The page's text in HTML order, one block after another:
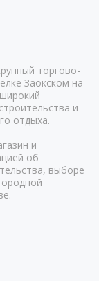
торгово-
Заокском на
и
отдыха.
и
об
выборе